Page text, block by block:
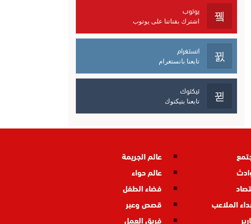
يوتوب
اشترك بقناتنا على يوتوب
انستغرام
تابعنا بانستغرام
تيكتوك
تابعنا بتيكتوك
الملاعب
عالم الجريمة
عالم حواء
فضاء الطفل
قصص وعبر
فريق العمل